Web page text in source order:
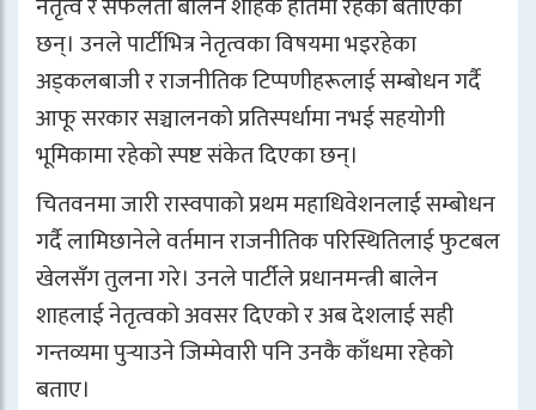
छन्। उनले पार्टीभित्र नेतृत्वका विषयमा भइरहेका
अड्कलबाजी र राजनीतिक टिप्पणीहरूलाई सम्बोधन गर्दै
आफू सरकार सञ्चालनको प्रतिस्पर्धामा नभई सहयोगी
भूमिकामा रहेको स्पष्ट संकेत दिएका छन्।
चितवनमा जारी रास्वपाको प्रथम महाधिवेशनलाई सम्बोधन
गर्दै लामिछानेले वर्तमान राजनीतिक परिस्थितिलाई फुटबल
खेलसँग तुलना गरे। उनले पार्टीले प्रधानमन्त्री बालेन
शाहलाई नेतृत्वको अवसर दिएको र अब देशलाई सही
गन्तव्यमा पुर्‍याउने जिम्मेवारी पनि उनकै काँधमा रहेको
बताए।